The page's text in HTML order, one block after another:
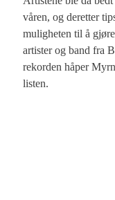
våren, og deretter
muligheten til å
artister og band fra
rekorden håper
listen.